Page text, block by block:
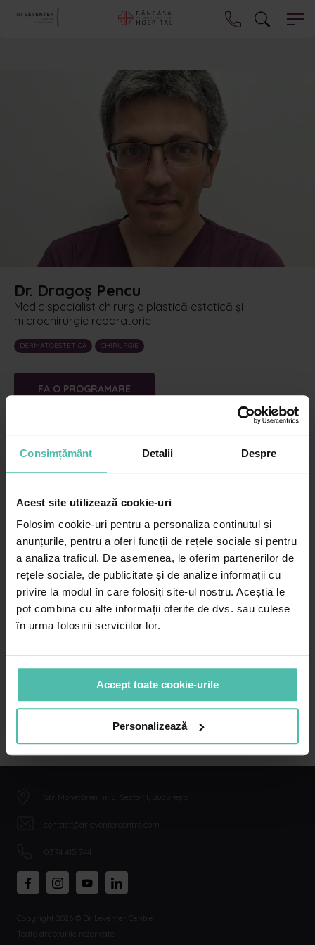
Consimțământ Detalii Despre
Acest site utilizează cookie-uri
Folosim cookie-uri pentru a personaliza conținutul și
anunțurile, pentru a oferi funcții de rețele sociale și pentru
a analiza traficul. De asemenea, le oferim partenerilor de
rețele sociale, de publicitate și de analize informații cu
privire la modul în care folosiți site-ul nostru. Aceștia le
pot combina cu alte informații oferite de dvs. sau culese
în urma folosirii serviciilor lor.
Accept toate cookie-urile
Personalizează
Dr. Dragoș Pencu
Medic specialist chirurgie plastică estetică și
microchirurgie reparatorie
DERMATOESTETICĂ CHIRURGIE
FA O PROGRAMARE
Dragoș Pencu este medic specialist chirurgie plastică
2021 și a lucrat în cadrul compartimentului dedicat al
Spitalului Județean de Urgență Târgoviște. Programul
și SCUCPRA.
Începând cu același an, practică intervențiile de
reconstrucție post chirurgie dermato-oncologică, după
o perioadă de voluntariat efectuată pe secțiile de BMF
și Chirurgie vasculară ale Spitalului Militar Sibiu.
“Am decis să practic CHP întrucât este o chirurgie
funcțională ce presupune plierea pe nevoile pacientului,
îmi conferă o provocare în găsirea unei soluții adecvate
pentru fiecare caz. Am ales colaborarea cu Dr.
Leventer Centre datorită complexității cazurilor, echipei
și a potențialului de dezvoltare profesională.”
Str. Monetăriei nr. 8, Sector 1, București
contact@drleventercentre.com
0374 415 744
Copyright 2026 © Dr Leventer Centre
Toate drepturile rezervate.